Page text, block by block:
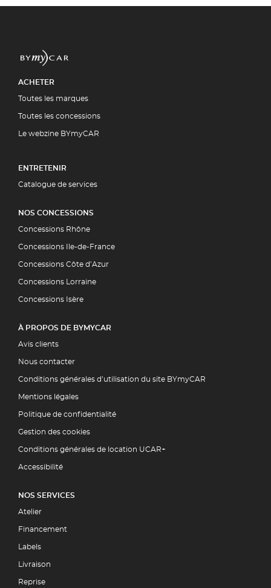
ACHETER
Toutes les marques
Toutes les concessions
Le webzine BYmyCAR
ENTRETENIR
Catalogue de services
NOS CONCESSIONS
Concessions Rhône
Concessions Ile-de-France
Concessions Côte d’Azur
Concessions Lorraine
Concessions Isère
À PROPOS DE BYMYCAR
Avis clients
Nous contacter
Conditions générales d’utilisation du site BYmyCAR
Mentions légales
Politique de confidentialité
Gestion des cookies
Conditions générales de location UCAR+
Accessibilité
NOS SERVICES
Atelier
Financement
Labels
Livraison
Reprise